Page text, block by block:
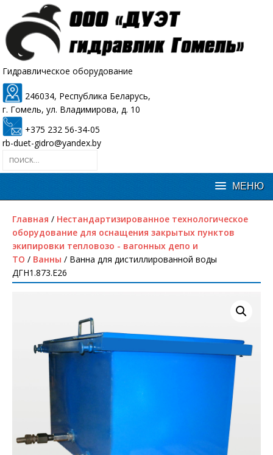
Гидравлическое оборудование
246034, Республика Беларусь,
г. Гомель, ул. Владимирова, д. 10
+375 232 56-34-05
rb-duet-gidro@yandex.by
Главная / Нестандартизированное технологическое
оборудование для оснащения закрытых пунктов
экипировки тепловозо - вагонных депо и
ТО / Ванны / Ванна для дистиллированной воды
ДГН1.873.Е26